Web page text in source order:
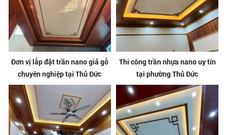
Đơn vị lắp đặt trần nano giả gỗ
chuyên nghiệp tại Thủ Đức
Thi công trần nhựa nano uy tín
tại phường Thủ Đức